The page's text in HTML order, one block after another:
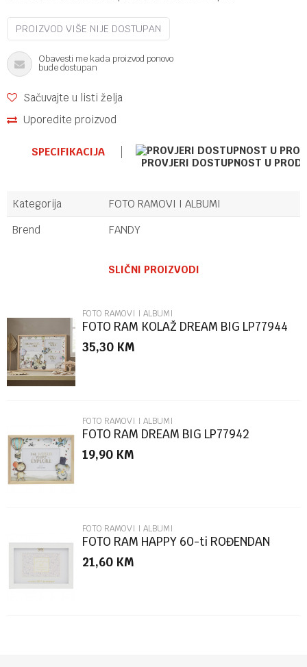
PROIZVOD VIŠE NIJE DOSTUPAN
Obavesti me kada proizvod ponovo
bude dostupan
Sačuvajte u listi želja
Uporedite proizvod
SPECIFIKACIJA
PROVJERI DOSTUPNOST U
Kategorija
FOTO RAMOVI I ALBUMI
Brend
FANDY
Poruka
POŠALJI
SLIČNI PROIZVODI
FOTO RAMOVI I ALBUMI
FOTO RAM KOLAŽ DREAM BIG LP77944
35,30 KM
FOTO RAMOVI I ALBUMI
FOTO RAM DREAM BIG LP77942
19,90 KM
FOTO RAMOVI I ALBUMI
FOTO RAM HAPPY 60-ti ROĐENDAN
LP76899
21,60 KM